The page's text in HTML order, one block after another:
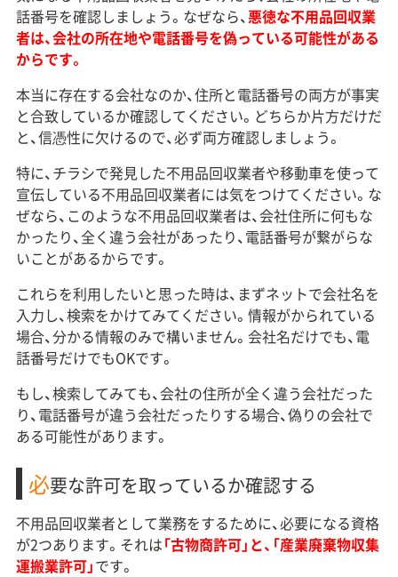
話番号を確認しましょう。なぜなら、悪徳な不用品回収業
者は、会社の所在地や電話番号を偽っている可能性がある
からです。
本当に存在する会社なのか、住所と電話番号の両方が事実
と合致しているか確認してください。どちらか片方だけだ
と、信憑性に欠けるので、必ず両方確認しましょう。
特に、チラシで発見した不用品回収業者や移動車を使って
宣伝している不用品回収業者には気をつけてください。な
ぜなら、このような不用品回収業者は、会社住所に何もな
かったり、全く違う会社があったり、電話番号が繋がらな
いことがあるからです。
これらを利用したいと思った時は、まずネットで会社名を
入力し、検索をかけてみてください。情報がかられている
場合、分かる情報のみで構いません。会社名だけでも、電
話番号だけでもOKです。
もし、検索してみても、会社の住所が全く違う会社だった
り、電話番号が違う会社だったりする場合、偽りの会社で
ある可能性があります。
必要な許可を取っているか確認する
不用品回収業者として業務をするために、必要になる資格
が2つあります。それは「古物商許可」と、「産業廃棄物収集
運搬業許可」です。